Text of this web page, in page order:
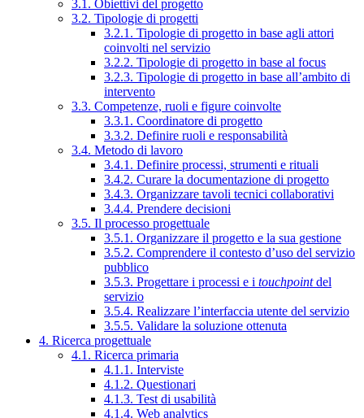
3.1. Obiettivi del progetto
3.2. Tipologie di progetti
3.2.1. Tipologie di progetto in base agli attori
coinvolti nel servizio
3.2.2. Tipologie di progetto in base al focus
3.2.3. Tipologie di progetto in base all’ambito di
intervento
3.3. Competenze, ruoli e figure coinvolte
3.3.1. Coordinatore di progetto
3.3.2. Definire ruoli e responsabilità
3.4. Metodo di lavoro
3.4.1. Definire processi, strumenti e rituali
3.4.2. Curare la documentazione di progetto
3.4.3. Organizzare tavoli tecnici collaborativi
3.4.4. Prendere decisioni
3.5. Il processo progettuale
3.5.1. Organizzare il progetto e la sua gestione
3.5.2. Comprendere il contesto d’uso del servizio
pubblico
3.5.3. Progettare i processi e i touchpointdel
servizio
3.5.4. Realizzare l’interfaccia utente del servizio
3.5.5. Validare la soluzione ottenuta
4. Ricerca progettuale
4.1. Ricerca primaria
4.1.1. Interviste
4.1.2. Questionari
4.1.3. Test di usabilità
4.1.4. Web analytics